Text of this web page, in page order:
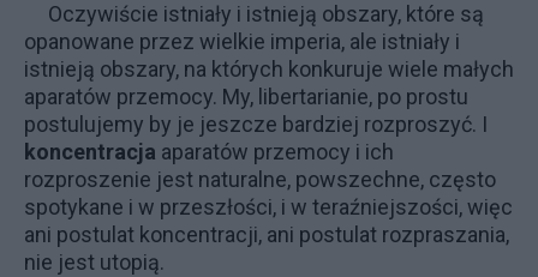
Oczywiście istniały i istnieją obszary, które są
opanowane przez wielkie imperia, ale istniały i
istnieją obszary, na których konkuruje wiele małych
aparatów przemocy. My, libertarianie, po prostu
postulujemy by je jeszcze bardziej rozproszyć. I
koncentracja aparatów przemocy i ich
rozproszenie jest naturalne, powszechne, często
spotykane i w przeszłości, i w teraźniejszości, więc
ani postulat koncentracji, ani postulat rozpraszania,
nie jest utopią.